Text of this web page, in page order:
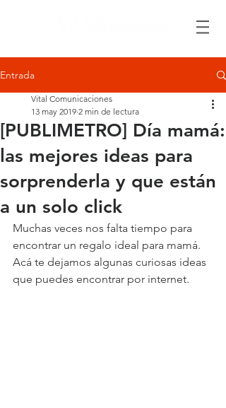
Entrada
[PUBLIMETRO] Día mamá:
las mejores ideas para
sorprenderla y que están
a un solo click
Vital Comunicaciones
13 may 2019 2 min de lectura
Muchas veces nos falta tiempo para
encontrar un regalo ideal para mamá.
Acá te dejamos algunas curiosas ideas
que puedes encontrar por internet.